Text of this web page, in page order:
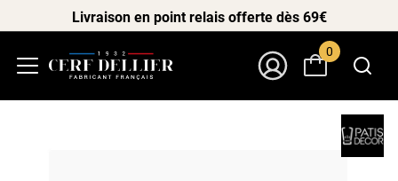
Livraison en point relais offerte dès 69€
0